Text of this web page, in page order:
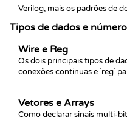
Verilog, mais os padrões de
Tipos de dados e
Wire e Reg
Os dois principais tipos de
conexões contínuas e `reg`
Vetores e Arrays
Como declarar sinais multi-